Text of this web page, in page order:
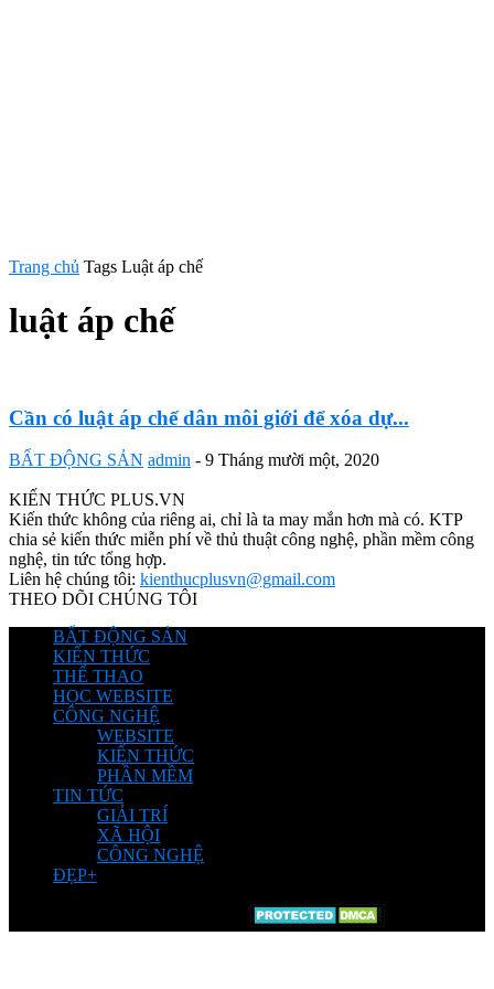
Trang chủ Tags Luật áp chế
luật áp chế
Cần có luật áp chế dân môi giới để xóa dự...
BẤT ĐỘNG SẢN admin - 9 Tháng mười một, 2020
KIẾN THỨC PLUS.VN
Kiến thức không của riêng ai, chỉ là ta may mắn hơn mà có. KTP
chia sẻ kiến thức miễn phí về thủ thuật công nghệ, phần mềm công
nghệ, tin tức tổng hợp.
Liên hệ chúng tôi: kienthucplusvn@gmail.com
THEO DÕI CHÚNG TÔI
BẤT ĐỘNG SẢN
KIẾN THỨC
THỂ THAO
HỌC WEBSITE
CÔNG NGHỆ
WEBSITE
KIẾN THỨC
PHẦN MỀM
TIN TỨC
GIẢI TRÍ
XÃ HỘI
CÔNG NGHỆ
ĐẸP+